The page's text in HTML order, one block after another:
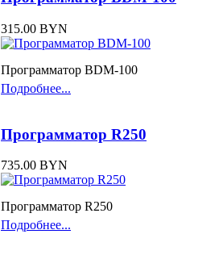
315.00 BYN
Программатор BDM-100
Подробнее...
Программатор R250
735.00 BYN
Программатор R250
Подробнее...